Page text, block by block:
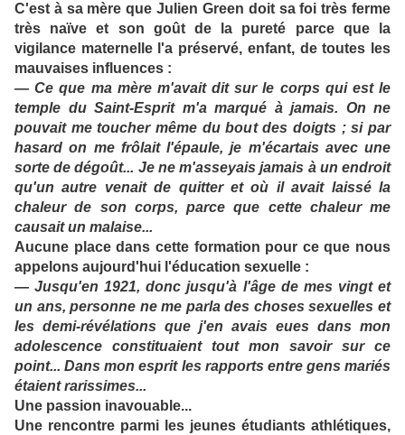
C'est à sa mère que Julien Green doit sa foi très ferme
très naïve et son goût de la pureté parce que la
vigilance maternelle l'a préservé, enfant, de toutes les
mauvaises influences :
— Ce que ma mère m'avait dit sur le corps qui est le
temple du Saint-Esprit m'a marqué à jamais. On ne
pouvait me toucher même du bout des doigts ; si par
hasard on me frôlait l'épaule, je m'écartais avec une
sorte de dégoût... Je ne m'asseyais jamais à un endroit
qu'un autre venait de quitter et où il avait laissé la
chaleur de son corps, parce que cette chaleur me
causait un malaise...
Aucune place dans cette formation pour ce que nous
appelons aujourd'hui l'éducation sexuelle :
— Jusqu'en 1921, donc jusqu'à l'âge de mes vingt et
un ans, personne ne me parla des choses sexuelles et
les demi-révélations que j'en avais eues dans mon
adolescence constituaient tout mon savoir sur ce
point... Dans mon esprit les rapports entre gens mariés
étaient rarissimes...
Une passion inavouable...
Une rencontre parmi les jeunes étudiants athlétiques,